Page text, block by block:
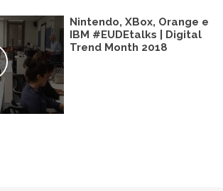
Nintendo, XBox, Orange e
IBM #EUDEtalks | Digital
Trend Month 2018